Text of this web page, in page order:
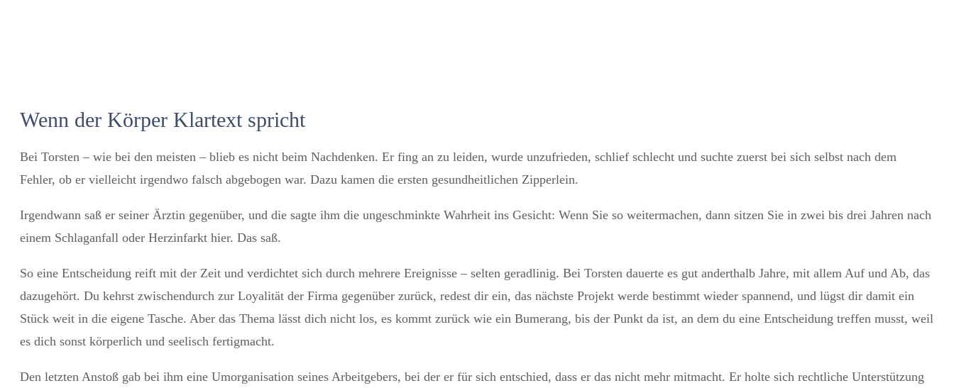
Wenn der Körper Klartext spricht
Bei Torsten – wie bei den meisten – blieb es nicht beim Nachdenken. Er fing an zu leiden, wurde unzufrieden, schlief schlecht und suchte zuerst bei sich selbst nach dem
Fehler, ob er vielleicht irgendwo falsch abgebogen war. Dazu kamen die ersten gesundheitlichen Zipperlein.
Irgendwann saß er seiner Ärztin gegenüber, und die sagte ihm die ungeschminkte Wahrheit ins Gesicht: Wenn Sie so weitermachen, dann sitzen Sie in zwei bis drei Jahren nach
einem Schlaganfall oder Herzinfarkt hier. Das saß.
So eine Entscheidung reift mit der Zeit und verdichtet sich durch mehrere Ereignisse – selten geradlinig. Bei Torsten dauerte es gut anderthalb Jahre, mit allem Auf und Ab, das
dazugehört. Du kehrst zwischendurch zur Loyalität der Firma gegenüber zurück, redest dir ein, das nächste Projekt werde bestimmt wieder spannend, und lügst dir damit ein
Stück weit in die eigene Tasche. Aber das Thema lässt dich nicht los, es kommt zurück wie ein Bumerang, bis der Punkt da ist, an dem du eine Entscheidung treffen musst, weil
es dich sonst körperlich und seelisch fertigmacht.
Den letzten Anstoß gab bei ihm eine Umorganisation seines Arbeitgebers, bei der er für sich entschied, dass er das nicht mehr mitmacht. Er holte sich rechtliche Unterstützung